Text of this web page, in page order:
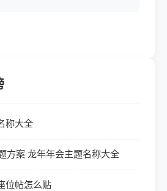
称大全
方案 龙年年会主题名称大全
位帖怎么贴